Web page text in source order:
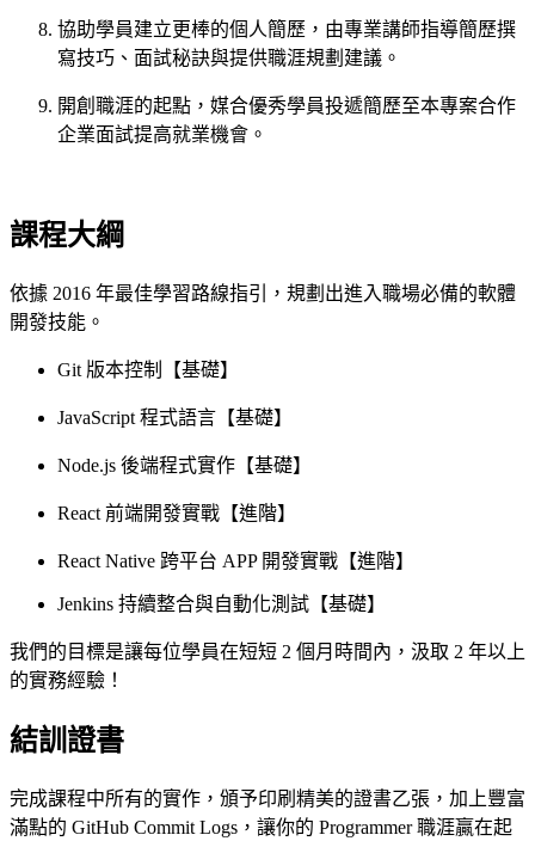
協助學員建立更棒的個人簡歷，由專業講師指導簡歷撰
寫技巧、面試秘訣與提供職涯規劃建議。
開創職涯的起點，媒合優秀學員投遞簡歷至本專案合作
企業面試提高就業機會。
課程大綱
依據 2016 年最佳學習路線指引，規劃出進入職場必備的軟體
開發技能。
Git 版本控制【基礎】
JavaScript 程式語言【基礎】
Node.js 後端程式實作【基礎】
React 前端開發實戰【進階】
React Native 跨平台 APP 開發實戰【進階】
Jenkins 持續整合與自動化測試【基礎】
我們的目標是讓每位學員在短短 2 個月時間內，汲取 2 年以上
的實務經驗！
結訓證書
完成課程中所有的實作，頒予印刷精美的證書乙張，加上豐富
滿點的 GitHub Commit Logs，讓你的 Programmer 職涯贏在起